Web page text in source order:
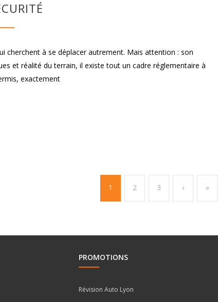
cherchent à se déplacer autrement. Mais attention : son
et réalité du terrain, il existe tout un cadre réglementaire à
exactement
1 2 3 › »
PROMOTIONS
Révision Auto Lyon